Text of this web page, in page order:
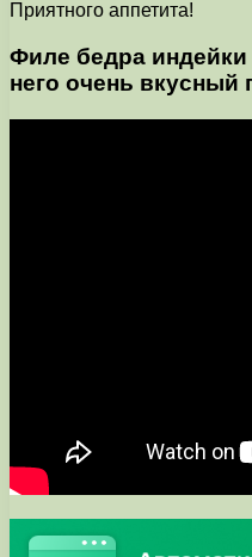
Приятного аппетита!
Филе бедра индейки
него очень вкусный